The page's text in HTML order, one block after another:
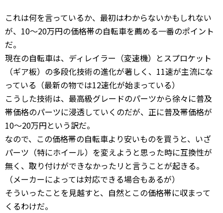
これは何を言っているか、最初はわからないかもしれない
が、10～20万円の価格帯の自転車を薦める一番のポイント
だ。
現在の自転車は、ディレイラー（変速機）とスプロケット
（ギア板）の多段化技術の進化が著しく、11速が主流にな
っている（最新の物では12速化が始まっている）
こうした技術は、最高級グレードのパーツから徐々に普及
帯価格のパーツに浸透していくのだが、正に普及帯価格が
10～20万円という訳だ。
なので、この価格帯の自転車より安いものを買うと、いざ
パーツ（特にホイール）を変えようと思った時に互換性が
無く、取り付けができなかったリと言うことが起きる。
（メーカーによっては対応できる場合もあるが）
そういったことを見越すと、自然とこの価格帯に収まって
くるわけだ。